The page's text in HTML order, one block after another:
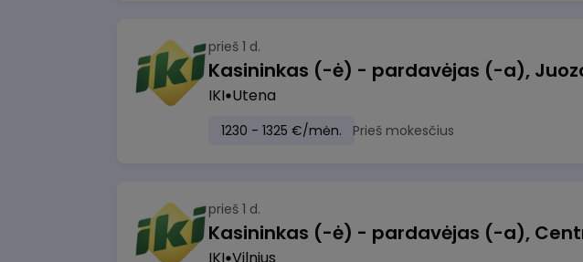
prieš 1 d.
IKI Utena
1230 - 1325 €/mėn. Prieš mokesčius
prieš 1 d.